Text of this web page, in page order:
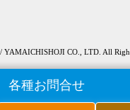
各種お問合せ
CO., LTD. All